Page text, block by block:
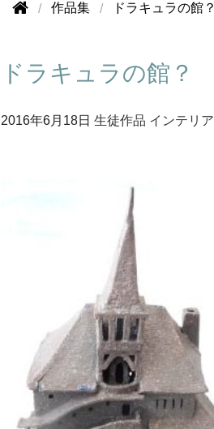
作品集 ドラキュラの館？
ドラキュラの館？
2016年6月18日 生徒作品 インテリア